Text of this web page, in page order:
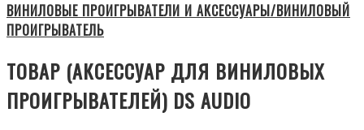
ВИНИЛОВЫЕ ПРОИГРЫВАТЕЛИ И АКСЕССУАРЫ/ВИНИЛОВЫЙ
ПРОИГРЫВАТЕЛЬ
ТОВАР (АКСЕССУАР ДЛЯ ВИНИЛОВЫХ
ПРОИГРЫВАТЕЛЕЙ) DS AUDIO